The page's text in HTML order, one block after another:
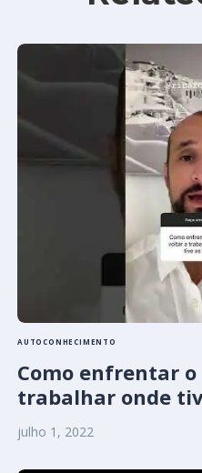
AUTOCONHECIMENTO
Como enfrentar
trabalhar onde
julho 1, 2022